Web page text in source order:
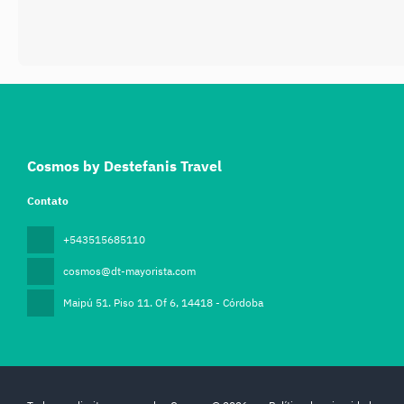
Cosmos by Destefanis Travel
Contato
+543515685110
cosmos@dt-mayorista.com
Maipú 51. Piso 11. Of 6, 14418 - Córdoba